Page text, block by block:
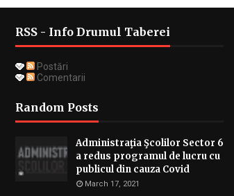
RSS - Info Drumul Taberei
Postări
Comentarii
Random Posts
Administraţia Şcolilor Sector 6
a redus programul de lucru cu
publicul din cauza Covid
March 17, 2021